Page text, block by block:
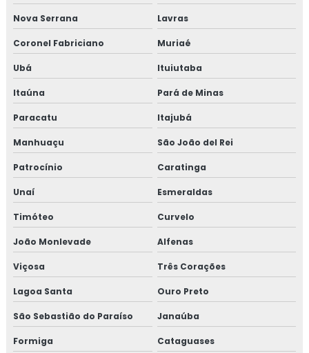
Consultoria para setor de alimentos
Consultoria em sistema de gestão halal
Consultoria em transporte de feed materials
Consultoria em tratamento de não conformidades
Consultoria em tratamento de não conformidades e
causas raiz
Curso de 5s para empresas
Curso auditor interno fssc 22000
Curso de auditor interno iso
Curso de auditor interno iso 9001
Curso de auditor iso 9001
Nova Serrana Lavras
Coronel Fabriciano Muriaé
Ubá Ituiutaba
Itaúna Pará de Minas
Paracatu Itajubá
Manhuaçu São João del Rei
Patrocínio Caratinga
Unaí Esmeraldas
Timóteo Curvelo
João Monlevade Alfenas
Viçosa Três Corações
Lagoa Santa Ouro Preto
São Sebastião do Paraíso Janaúba
Formiga Cataguases